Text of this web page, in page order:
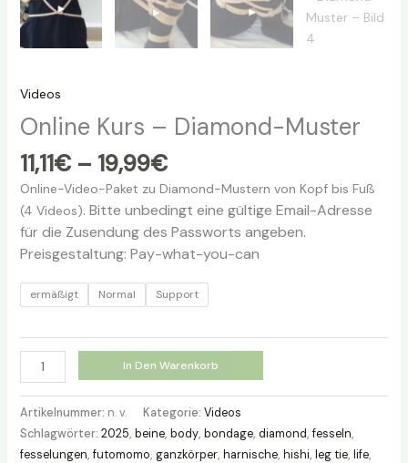
Videos
Online Kurs – Diamond-Muster
11,11€ – 19,99€Preisspanne:
11,11€
bis
19,99€
Online-Video-Paket zu Diamond-Mustern von Kopf bis Fuß
(4 Videos). Bitte unbedingt eine gültige Email-Adresse
für die Zusendung des Passworts angeben.
Preisgestaltung: Pay-what-you-can
ermäßigt Normal Support
Online
Kurs
-
Muster
In Den Warenkorb
Artikelnummer: n. v. Kategorie: Videos
Schlagwörter: 2025, beine, body, bondage, diamond, fesseln,
fesselungen, futomomo, ganzkörper, harnische, hishi, leg tie, life,